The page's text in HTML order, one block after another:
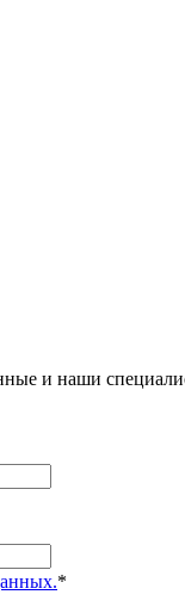
и наши
*